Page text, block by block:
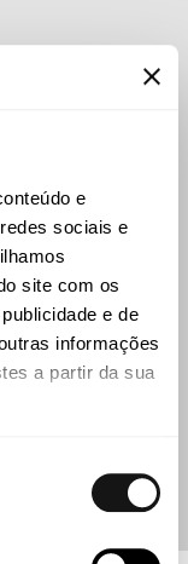
e
sociais e
site com os
e de
informações
a partir da sua
Neto,
de Castro,